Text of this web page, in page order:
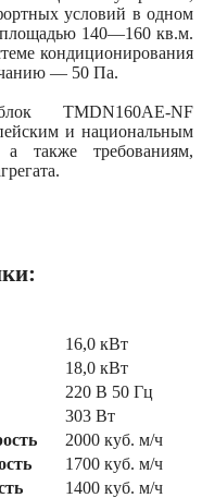
условий в одном
140—160 кв.м.
кондиционирования
— 50 Па.
TMDN160AE-NF
и национальным
а также требованиям,
16,0 кВт
18,0 кВт
220 В 50 Гц
303 Вт
2000 куб. м/ч
1700 куб. м/ч
1400 куб. м/ч